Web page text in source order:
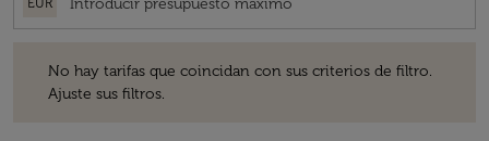
EUR
No hay tarifas que coincidan con sus criterios de filtro.
Ajuste sus filtros.